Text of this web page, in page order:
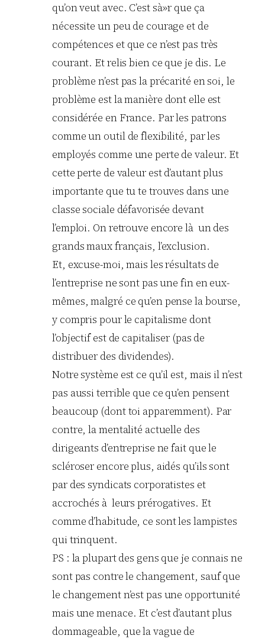
qu’on veut avec. C’est sà»r que ça
nécessite un peu de courage et de
compétences et que ce n’est pas très
courant. Et relis bien ce que je dis. Le
problème n’est pas la précarité en soi, le
problème est la manière dont elle est
considérée en France. Par les patrons
comme un outil de flexibilité, par les
employés comme une perte de valeur. Et
cette perte de valeur est d’autant plus
importante que tu te trouves dans une
classe sociale défavorisée devant
l’emploi. On retrouve encore là un des
grands maux français, l’exclusion.
Et, excuse-moi, mais les résultats de
l’entreprise ne sont pas une fin en eux-
mêmes, malgré ce qu’en pense la bourse,
y compris pour le capitalisme dont
l’objectif est de capitaliser (pas de
distribuer des dividendes).
Notre système est ce qu’il est, mais il n’est
pas aussi terrible que ce qu’en pensent
beaucoup (dont toi apparemment). Par
contre, la mentalité actuelle des
dirigeants d’entreprise ne fait que le
scléroser encore plus, aidés qu’ils sont
par des syndicats corporatistes et
accrochés à leurs prérogatives. Et
comme d’habitude, ce sont les lampistes
qui trinquent.
PS : la plupart des gens que je connais ne
sont pas contre le changement, sauf que
le changement n’est pas une opportunité
mais une menace. Et c’est d’autant plus
dommageable, que la vague de